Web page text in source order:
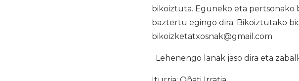
bikoiztuta. Eguneko eta pertsonako
baztertu egingo dira. Bikoiztutako
bikoizketatxosnak@gmail.com
Lehenengo lanak jaso dira eta